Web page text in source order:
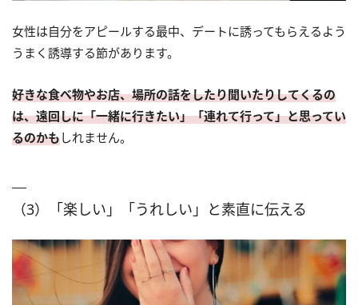
女性は自分をアピールする最中、デートに誘ってもらえるよう
うまく誘導する節があります。
好きな食べ物やお店、場所の話をしたり聞いたりしてくるの
は、遠回しに「一緒に行きたい」「連れて行って」と思ってい
るのかもしれません。
（3）「楽しい」「うれしい」と素直に伝える